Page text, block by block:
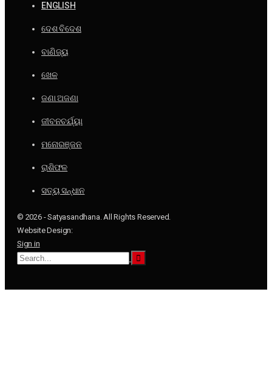
ENGLISH
ଦେଶ ବିଦେଶ
ବାଣିଜ୍ୟ
ଖେଳ
ଜଣା ଅଜଣା
ଜୀବନଚର୍ଯ୍ୟା
ମନୋରଞ୍ଜନ
ରାଶିଫଳ
ସତ୍ୟ ସନ୍ଧାନ
© 2026 - Satyasandhana. All Rights Reserved.
Website Design:
Sign in